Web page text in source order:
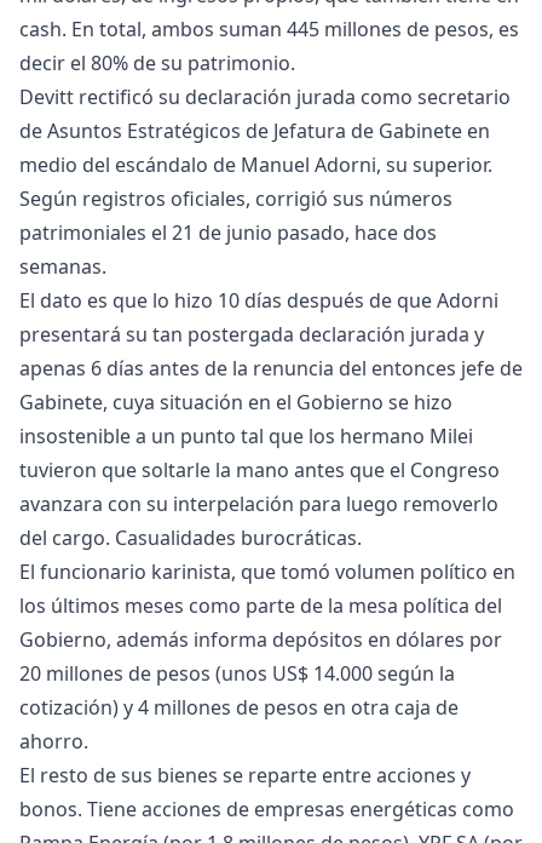
cash. En total, ambos suman 445 millones de pesos, es
decir el 80% de su patrimonio.
Devitt rectificó su declaración jurada como secretario
de Asuntos Estratégicos de Jefatura de Gabinete en
medio del escándalo de Manuel Adorni, su superior.
Según registros oficiales, corrigió sus números
patrimoniales el 21 de junio pasado, hace dos
semanas.
El dato es que lo hizo 10 días después de que Adorni
presentará su tan postergada declaración jurada y
apenas 6 días antes de la renuncia del entonces jefe de
Gabinete, cuya situación en el Gobierno se hizo
insostenible a un punto tal que los hermano Milei
tuvieron que soltarle la mano antes que el Congreso
avanzara con su interpelación para luego removerlo
del cargo. Casualidades burocráticas.
El funcionario karinista, que tomó volumen político en
los últimos meses como parte de la mesa política del
Gobierno, además informa depósitos en dólares por
20 millones de pesos (unos US$ 14.000 según la
cotización) y 4 millones de pesos en otra caja de
ahorro.
El resto de sus bienes se reparte entre acciones y
bonos. Tiene acciones de empresas energéticas como